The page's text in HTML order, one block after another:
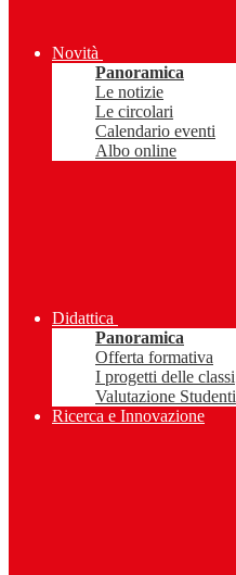
Novità
Panoramica
Le notizie
Le circolari
Calendario eventi
Albo online
Didattica
Panoramica
Offerta formativa
I progetti delle classi
Valutazione Studenti
Ricerca e Innovazione